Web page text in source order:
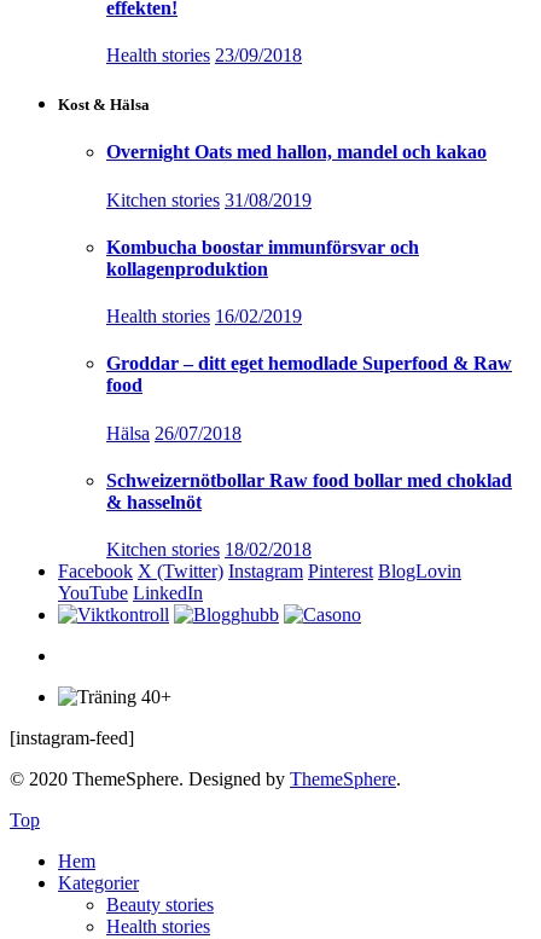
effekten!
Health stories 23/09/2018
Kost & Hälsa
Overnight Oats med hallon, mandel och kakao
Kitchen stories 31/08/2019
Kombucha boostar immunförsvar och
kollagenproduktion
Health stories 16/02/2019
Groddar – ditt eget hemodlade Superfood & Raw
food
Hälsa 26/07/2018
Schweizernötbollar Raw food bollar med choklad
& hasselnöt
Kitchen stories 18/02/2018
Facebook X (Twitter) Instagram Pinterest BlogLovin
YouTube LinkedIn
[instagram-feed]
© 2020 ThemeSphere. Designed by ThemeSphere.
Top
Hem
Kategorier
Beauty stories
Health stories